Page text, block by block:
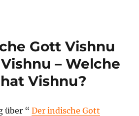
Gott Vishnu
– Welche
Vishnu?
über “Der indische Gott